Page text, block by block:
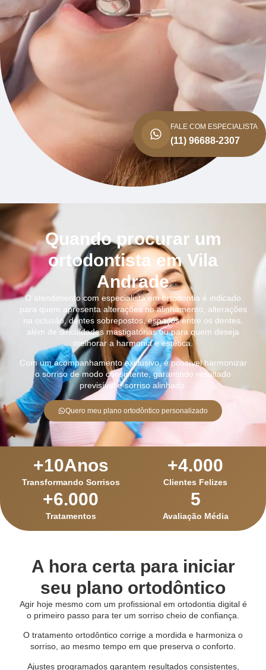
FALE COM ESPECIALISTA
(11) 96688-2307
Quando procurar um
ortodontista em Vila
Andrade
O atendimento com especialista em ortodontia é indicado
para quem apresenta alterações no alinhamento, alterações
na oclusão, dentes sobrepostos, espaços entre os dentes,
além de dificuldades mastigatórias ou para quem deseja
melhorar a harmonia e estética.
Com um acompanhamento exclusivo, é possível harmonizar
o sorriso de modo consistente, garantindo resultado
previsível e sorriso alinhado.
Quero meu plano ortodôntico personalizado
Transformando Sorrisos
+10Anos
Clientes Felizes
+4.000
Tratamentos
+6.000
Avaliação Média
5
A hora certa para iniciar
seu plano ortodôntico
Agir hoje mesmo com um profissional em ortodontia digital é
o primeiro passo para ter um sorriso cheio de confiança.
O tratamento ortodôntico corrige a mordida e harmoniza o
sorriso, ao mesmo tempo em que preserva o conforto.
Ajustes programados garantem resultados consistentes,